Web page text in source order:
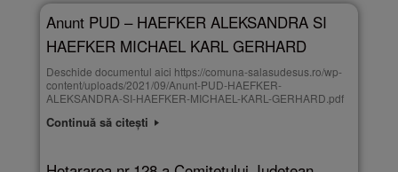
Anunt PUD – HAEFKER ALEKSANDRA SI
HAEFKER MICHAEL KARL GERHARD
Deschide documentul aici https://comuna-salasudesus.ro/wp-
content/uploads/2021/09/Anunt-PUD-HAEFKER-
ALEKSANDRA-SI-HAEFKER-MICHAEL-KARL-GERHARD.pdf
Continuă să citești